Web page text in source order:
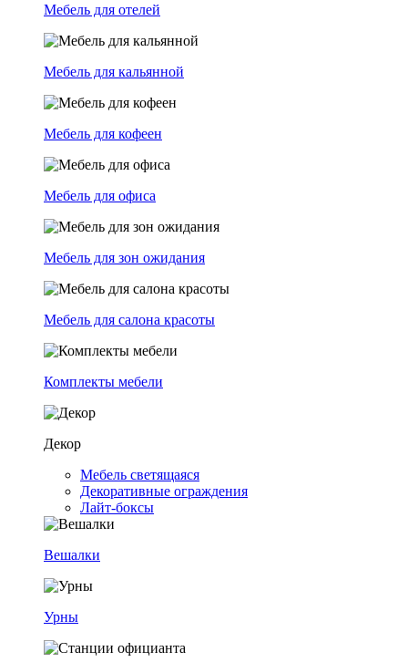
Мебель для отелей
Мебель для кальянной
Мебель для кофеен
Мебель для офиса
Мебель для зон ожидания
Мебель для салона красоты
Комплекты мебели
Декор
Мебель светящаяся
Декоративные ограждения
Лайт-боксы
Вешалки
Урны